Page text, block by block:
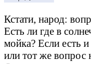
Кстати, народ:
Есть ли где в
мойка? Если есть и
или тот же вопрос